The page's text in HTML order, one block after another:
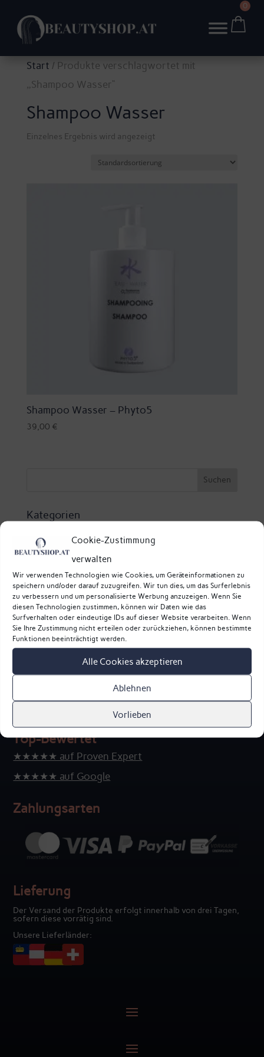
Cookie-Zustimmung
verwalten
Wir verwenden Technologien wie Cookies, um Geräteinformationen zu
speichern und/oder darauf zuzugreifen. Wir tun dies, um das Surferlebnis
zu verbessern und um personalisierte Werbung anzuzeigen. Wenn Sie
diesen Technologien zustimmen, können wir Daten wie das
Surfverhalten oder eindeutige IDs auf dieser Website verarbeiten. Wenn
Sie Ihre Zustimmung nicht erteilen oder zurückziehen, können bestimmte
Funktionen beeinträchtigt werden.
Alle Cookies akzeptieren
Ablehnen
Vorlieben
0
Start / Produkte verschlagwortet mit
„Shampoo Wasser“
Shampoo Wasser
Einzelnes Ergebnis wird angezeigt
Shampoo Wasser – Phyto5
39,00 €
Kategorien
Kategorien
Top-Bewertet
★★★★★ auf Proven Expert
★★★★★ auf Google
Zahlungsarten
Lieferung
Der Versand der Produkte erfolgt innerhalb von drei Tagen,
sofern diese vorrätig sind.
Unsere Lieferländer: